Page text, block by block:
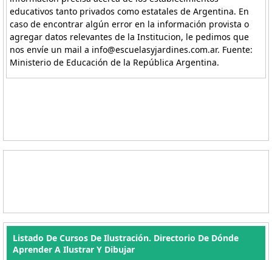
educativos tanto privados como estatales de Argentina. En
caso de encontrar algún error en la información provista o
agregar datos relevantes de la Institucion, le pedimos que
nos envíe un mail a info@escuelasyjardines.com.ar. Fuente:
Ministerio de Educación de la República Argentina.
Listado De Cursos De Ilustración. Directorio De Dónde
Aprender A Ilustrar Y Dibujar